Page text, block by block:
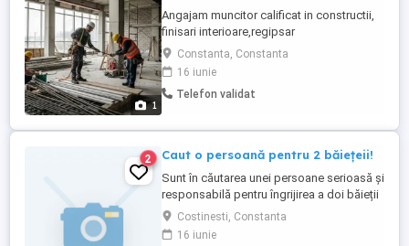
1
Angajam muncitor calificat in constructii,
finisari interioare,regipsar
Constanta, Constanta
16 iunie
Telefon validat
2 Caut o persoană pentru 2 băiețeii!
Sunt în căutarea unei persoane serioasă și
responsabilă pentru îngrijirea a doi băieții
de 2 și 6 ani! Oferim:cazare,masă,salariu
atractiv! Mai multe detalii în privat!!! Job ul
Costinesti, Constanta
16 iunie